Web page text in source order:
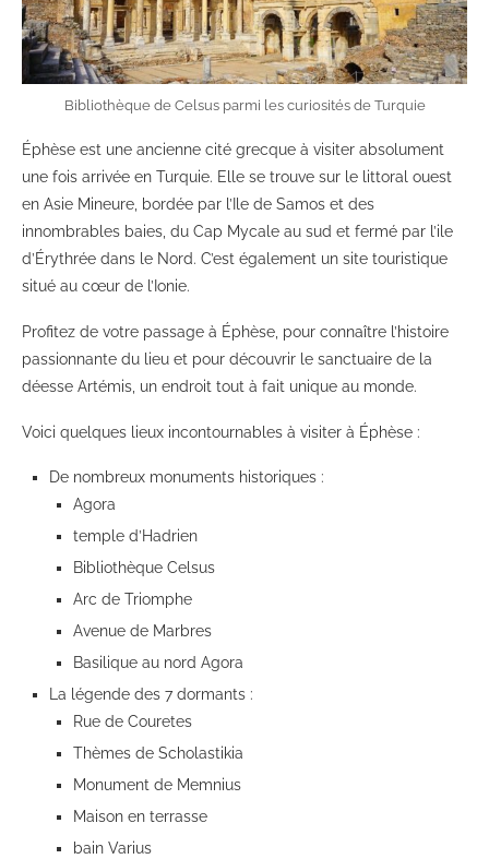
Bibliothèque de Celsus parmi les curiosités de Turquie
Éphèse est une ancienne cité grecque à visiter absolument
une fois arrivée en Turquie. Elle se trouve sur le littoral ouest
en Asie Mineure, bordée par l’Ile de Samos et des
innombrables baies, du Cap Mycale au sud et fermé par l’ile
d’Érythrée dans le Nord. C’est également un site touristique
situé au cœur de l’Ionie.
Profitez de votre passage à Éphèse, pour connaître l’histoire
passionnante du lieu et pour découvrir le sanctuaire de la
déesse Artémis, un endroit tout à fait unique au monde.
Voici quelques lieux incontournables à visiter à Éphèse :
De nombreux monuments historiques :
Agora
temple d’Hadrien
Bibliothèque Celsus
Arc de Triomphe
Avenue de Marbres
Basilique au nord Agora
La légende des 7 dormants :
Rue de Couretes
Thèmes de Scholastikia
Monument de Memnius
Maison en terrasse
bain Varius